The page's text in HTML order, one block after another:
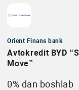
Orient Finans bank
Avtokredit BYD
Move”
0% dan boshlab